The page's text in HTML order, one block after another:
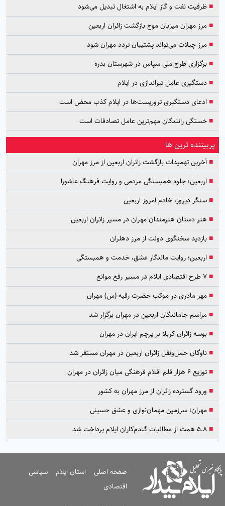
■ظرفیت نفت و گاز ایلام به اشتغال تبدیل می‌شود
■مرز مهران میزبان موج بازگشت زائران اربعین
■مرز چیلات می‌تواند پشتیبان تردد مهران شود
■برگزاری طرح ملی سپاس در شهرستان بدره
■دستگیری عامل تیراندازی در ایلام
■ ادعای دستگیری تروریست‌ها در ایلام کذب محض است
■خستگی رانندگان مهم‌ترین عامل تصادفات است
پربیننده ترین ها
■آخرین تهمیدات بازگشت زائران اربعین از مرز مهران
■ اربعین؛ جلوه همبستگی مردمی و روایت فرهنگ عاشورا
■سنگر دیروز، خادم امروز اربعین
■ هنر دستان هنرمندان مهران در مسیر زائران اربعین
■بازدید سخنگوی دولت از مرز دهلران
■ اربعین؛ روایت ماندگار عشق، خدمت و همبستگی
■۷ طرح اقتصادی ایلام در مسیر رفع موانع
■مهر مادری در موکب حضرت رقیه (س) مهران
■مراسم جاماندگان اربعین در مهران برگزار شد
■بوسه زائران کربلا بر پرچم ایران در مهران
■ناوگان حمل‌ونقل زائران اربعین در مهران مستقر شد
■توزیع ۶ هزار قلم اقلام فرهنگی میان زائران در مهران
■ ورود گسترده زائران از مرز مهران به کشور
■مهران؛ سرزمین مهمان‌نوازی و عشق حسینی
■۵.۸ همت از مطالبات گندم‌کاران ایلام پرداخت شد
صفحه اصلی استان ایلام
سیاسی
اقتصادی